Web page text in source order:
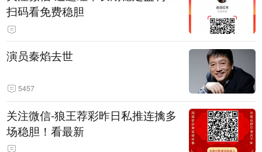
扫码看免费稳胆
演员秦焰去世
5457
关注微信-狼王荐彩昨日私推连擒多
场稳胆！看最新